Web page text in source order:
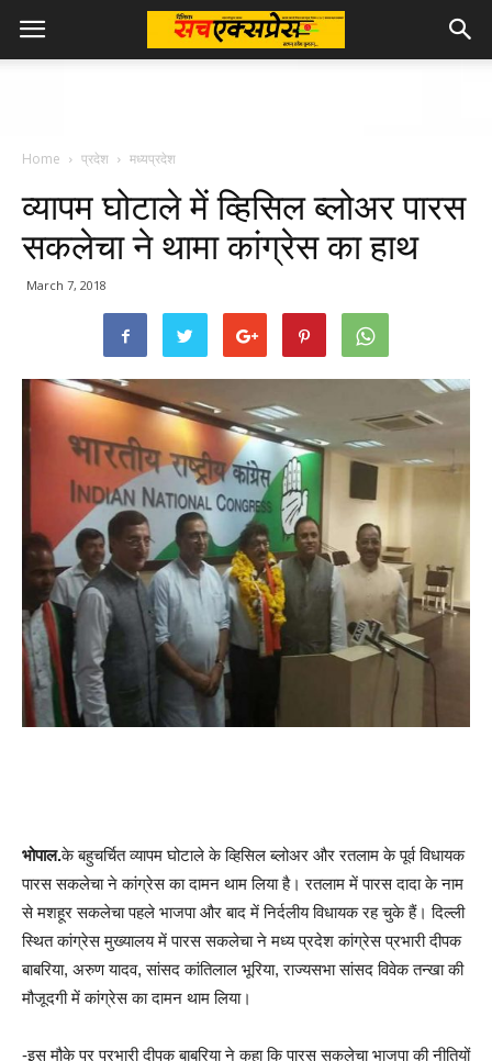
Home प्रदेश मध्यप्रदेश
व्यापम घोटाले में व्हिसिल ब्लोअर पारस
सकलेचा ने थामा कांग्रेस का हाथ
March 7, 2018
भोपाल.के बहुचर्चित व्यापम घोटाले के व्हिसिल ब्लोअर और रतलाम के पूर्व विधायक
पारस सकलेचा ने कांग्रेस का दामन थाम लिया है। रतलाम में पारस दादा के नाम
से मशहूर सकलेचा पहले भाजपा और बाद में निर्दलीय विधायक रह चुके हैं। दिल्ली
स्थित कांग्रेस मुख्यालय में पारस सकलेचा ने मध्य प्रदेश कांग्रेस प्रभारी दीपक
बाबरिया, अरुण यादव, सांसद कांतिलाल भूरिया, राज्यसभा सांसद विवेक तन्खा की
मौजूदगी में कांग्रेस का दामन थाम लिया।
-इस मौके पर प्रभारी दीपक बाबरिया ने कहा कि पारस सकलेचा भाजपा की नीतियों